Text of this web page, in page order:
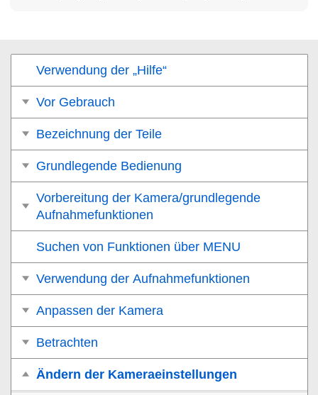
Verwendung der „Hilfe“
Vor Gebrauch
Bezeichnung der Teile
Grundlegende Bedienung
Vorbereitung der Kamera/grundlegende
Aufnahmefunktionen
Suchen von Funktionen über MENU
Verwendung der Aufnahmefunktionen
Anpassen der Kamera
Betrachten
Ändern der Kameraeinstellungen